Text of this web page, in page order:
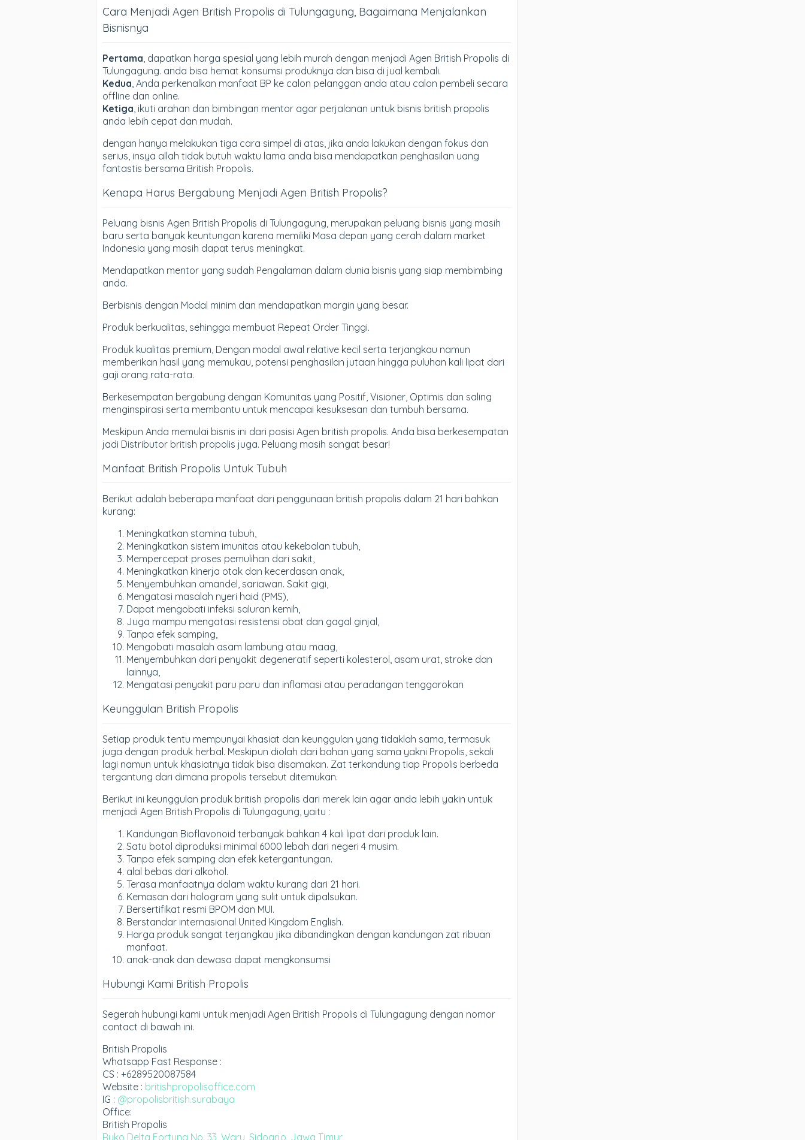
Cara Menjadi Agen British Propolis di Tulungagung, Bagaimana Menjalankan
Bisnisnya
Pertama , dapatkan harga spesial yang lebih murah dengan menjadi Agen British Propolis di
Tulungagung. anda bisa hemat konsumsi produknya dan bisa di jual kembali.
Kedua , Anda perkenalkan manfaat BP ke calon pelanggan anda atau calon pembeli secara
offline dan online.
Ketiga , ikuti arahan dan bimbingan mentor agar perjalanan untuk bisnis british propolis
anda lebih cepat dan mudah.
dengan hanya melakukan tiga cara simpel di atas, jika anda lakukan dengan fokus dan
serius, insya allah tidak butuh waktu lama anda bisa mendapatkan penghasilan uang
fantastis bersama British Propolis.
Kenapa Harus Bergabung Menjadi Agen British Propolis?
Peluang bisnis Agen British Propolis di Tulungagung, merupakan peluang bisnis yang masih
baru serta banyak keuntungan karena memiliki Masa depan yang cerah dalam market
Indonesia yang masih dapat terus meningkat.
Mendapatkan mentor yang sudah Pengalaman dalam dunia bisnis yang siap membimbing
anda.
Berbisnis dengan Modal minim dan mendapatkan margin yang besar.
Produk berkualitas, sehingga membuat Repeat Order Tinggi.
Produk kualitas premium, Dengan modal awal relative kecil serta terjangkau namun
memberikan hasil yang memukau, potensi penghasilan jutaan hingga puluhan kali lipat dari
gaji orang rata-rata.
Berkesempatan bergabung dengan Komunitas yang Positif, Visioner, Optimis dan saling
menginspirasi serta membantu untuk mencapai kesuksesan dan tumbuh bersama.
Meskipun Anda memulai bisnis ini dari posisi Agen british propolis. Anda bisa berkesempatan
jadi Distributor british propolis juga. Peluang masih sangat besar!
Manfaat British Propolis Untuk Tubuh
Berikut adalah beberapa manfaat dari penggunaan british propolis dalam 21 hari bahkan
kurang:
Meningkatkan stamina tubuh,
Meningkatkan sistem imunitas atau kekebalan tubuh,
Mempercepat proses pemulihan dari sakit,
Meningkatkan kinerja otak dan kecerdasan anak,
Menyembuhkan amandel, sariawan. Sakit gigi,
Mengatasi masalah nyeri haid (PMS),
Dapat mengobati infeksi saluran kemih,
Juga mampu mengatasi resistensi obat dan gagal ginjal,
Tanpa efek samping,
Mengobati masalah asam lambung atau maag,
Menyembuhkan dari penyakit degeneratif seperti kolesterol, asam urat, stroke dan
lainnya,
Mengatasi penyakit paru paru dan inflamasi atau peradangan tenggorokan
Keunggulan British Propolis
Setiap produk tentu mempunyai khasiat dan keunggulan yang tidaklah sama, termasuk
juga dengan produk herbal. Meskipun diolah dari bahan yang sama yakni Propolis, sekali
lagi namun untuk khasiatnya tidak bisa disamakan. Zat terkandung tiap Propolis berbeda
tergantung dari dimana propolis tersebut ditemukan.
Berikut ini keunggulan produk british propolis dari merek lain agar anda lebih yakin untuk
menjadi Agen British Propolis di Tulungagung, yaitu :
Kandungan Bioflavonoid terbanyak bahkan 4 kali lipat dari produk lain.
Satu botol diproduksi minimal 6000 lebah dari negeri 4 musim.
Tanpa efek samping dan efek ketergantungan.
alal bebas dari alkohol.
Terasa manfaatnya dalam waktu kurang dari 21 hari.
Kemasan dari hologram yang sulit untuk dipalsukan.
Bersertifikat resmi BPOM dan MUI.
Berstandar internasional United Kingdom English.
Harga produk sangat terjangkau jika dibandingkan dengan kandungan zat ribuan
manfaat.
anak-anak dan dewasa dapat mengkonsumsi
Hubungi Kami British Propolis
Segerah hubungi kami untuk menjadi Agen British Propolis di Tulungagung dengan nomor
contact di bawah ini.
British Propolis
Whatsapp Fast Response :
CS : +6289520087584
Website : britishpropolisoffice.com
IG : @propolisbritish.surabaya
Office:
British Propolis
Ruko Delta Fortuna No. 33, Waru, Sidoarjo, Jawa Timur